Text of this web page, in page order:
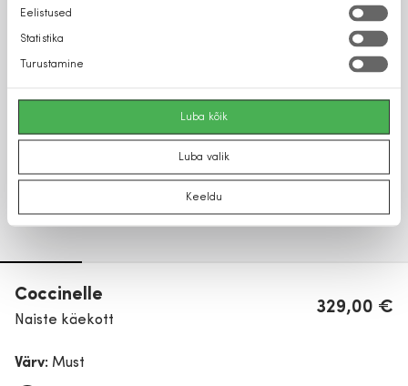
valik
Eelistused
Statistika
Turustamine
Luba kõik
Luba valik
Keeldu
Coccinelle
Naiste käekott
329,00 €
Värv: Must